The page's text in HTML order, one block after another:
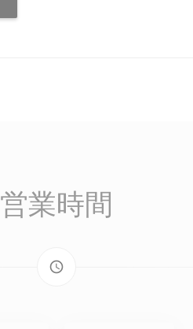
営業時間
access_time